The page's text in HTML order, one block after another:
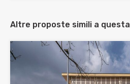
Altre proposte simili a questa